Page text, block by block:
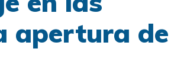
apertura de